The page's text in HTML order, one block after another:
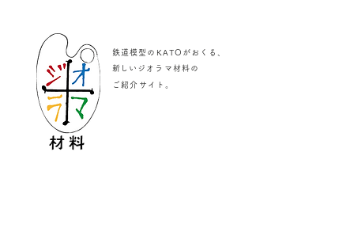
鉄道模型のKATOがおくる、
​新しいジオラマ材料の
ご紹介サイト